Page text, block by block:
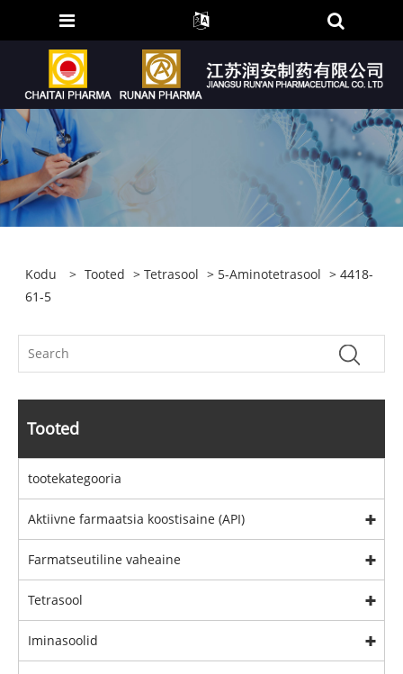
Kodu > Tooted >Tetrasool > 5-Aminotetrasool > 4418-
61-5
Tooted
tootekategooria
Aktiivne farmaatsia koostisaine (API)
Farmatseutiline vaheaine
Tetrasool
Iminasoolid